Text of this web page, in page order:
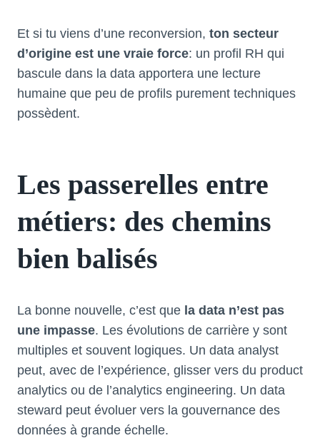
Et si tu viens d’une reconversion, ton secteur
d’origine est une vraie force: un profil RH qui
bascule dans la data apportera une lecture
humaine que peu de profils purement techniques
possèdent.
Les passerelles entre
métiers: des chemins
bien balisés
La bonne nouvelle, c’est que la data n’est pas
une impasse. Les évolutions de carrière y sont
multiples et souvent logiques. Un data analyst
peut, avec de l’expérience, glisser vers du product
analytics ou de l’analytics engineering. Un data
steward peut évoluer vers la gouvernance des
données à grande échelle.